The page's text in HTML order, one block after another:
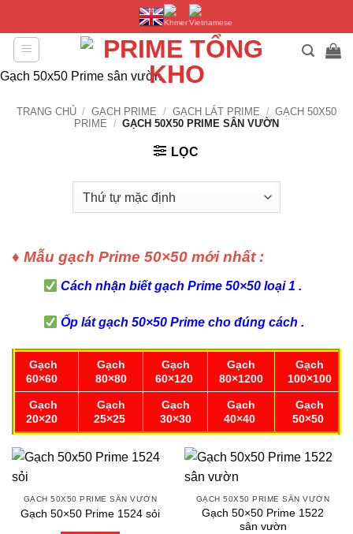
dung
Gạch 50x50 Prime sân vườn
TRANG CHỦ / GẠCH PRIME / GẠCH LÁT PRIME / GẠCH 50X50
PRIME / GẠCH 50X50 PRIME SÂN VƯỜN
LỌC
♦ Mẫu gạch Prime 50×50 mới nhất :
Cách nhận biết gạch Prime 50×50 loại 1 .
Ốp lát gạch 50×50 Prime cho đúng cách .
Gạch
60×60
Gạch
80×80
Gạch
60×120
Gạch
80×1200
Gạch
100×100
Gạch
20×20
Gạch
25×25
Gạch
30×30
Gạch
40×40
Gạch
50×50
GẠCH 50X50 PRIME SÂN VƯỜN
Gạch 50×50 Prime 1524 sỏi
GẠCH 50X50 PRIME SÂN VƯỜN
Gạch 50×50 Prime 1522
sân vườn